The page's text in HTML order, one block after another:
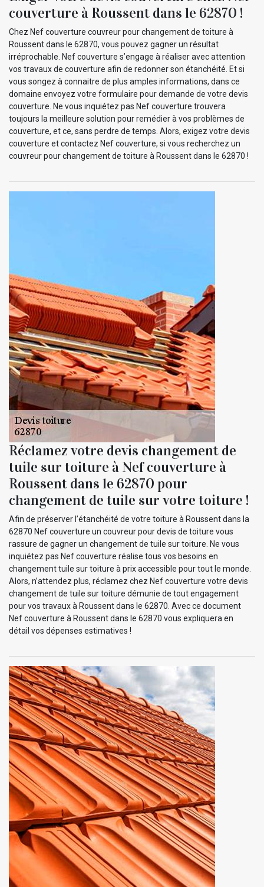
couverture à Roussent dans le 62870 !
Chez Nef couverture couvreur pour changement de toiture à
Roussent dans le 62870, vous pouvez gagner un résultat
irréprochable. Nef couverture s’engage à réaliser avec attention
vos travaux de couverture afin de redonner son étanchéité. Et si
vous songez à connaitre de plus amples informations, dans ce
domaine envoyez votre formulaire pour demande de votre devis
couverture. Ne vous inquiétez pas Nef couverture trouvera
toujours la meilleure solution pour remédier à vos problèmes de
couverture, et ce, sans perdre de temps. Alors, exigez votre devis
couverture et contactez Nef couverture, si vous recherchez un
couvreur pour changement de toiture à Roussent dans le 62870 !
Réclamez votre devis changement de
tuile sur toiture à Nef couverture à
Roussent dans le 62870 pour
changement de tuile sur votre toiture !
Afin de préserver l’étanchéité de votre toiture à Roussent dans la
62870 Nef couverture un couvreur pour devis de toiture vous
rassure de gagner un changement de tuile sur toiture. Ne vous
inquiétez pas Nef couverture réalise tous vos besoins en
changement tuile sur toiture à prix accessible pour tout le monde.
Alors, n’attendez plus, réclamez chez Nef couverture votre devis
changement de tuile sur toiture démunie de tout engagement
pour vos travaux à Roussent dans le 62870. Avec ce document
Nef couverture à Roussent dans le 62870 vous expliquera en
détail vos dépenses estimatives !